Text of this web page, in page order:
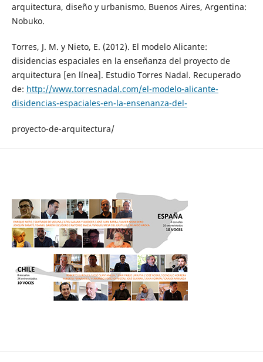
arquitectura, diseño y urbanismo. Buenos Aires, Argentina:
Nobuko.
Torres, J. M. y Nieto, E. (2012). El modelo Alicante:
disidencias espaciales en la enseñanza del proyecto de
arquitectura [en línea]. Estudio Torres Nadal. Recuperado
de: http://www.torresnadal.com/el-modelo-alicante-
disidencias-espaciales-en-la-ensenanza-del-
proyecto-de-arquitectura/